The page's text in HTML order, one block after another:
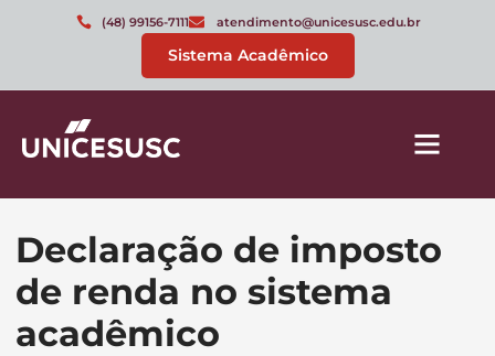
(48) 99156-7111 atendimento@unicesusc.edu.br
Sistema Acadêmico
Declaração de imposto
de renda no sistema
acadêmico